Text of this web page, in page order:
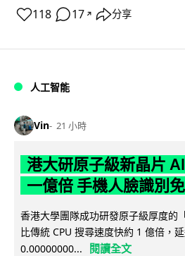
118 17 ↗ 分享
人工智能
Vin 21 小時
港大研原子級新晶片
一億倍 手機人臉識別
香港大學團隊成功研發原子級厚度的
比傳統 CPU 搜尋速度快約 1 億倍，
0.00000000...
閱讀全文